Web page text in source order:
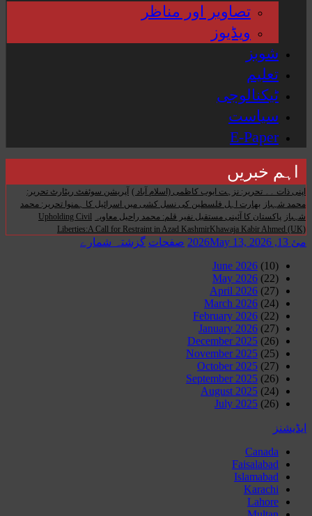
تصاویر اور مناظر
ویڈیوز
شوبز
تعلیم
ٹیکنالوجی
سیاست
E-Paper
اہم خبریں
اپنی ذات ۔۔ تحریر: نزہت ایوب کاظمی (اسلام آباد ) آپریشن سوئفٹ ریٹارٹ تحریر:
محمد شہباز
بھارت اہل فلسطین کی نسل کشی میں اسرائیل کا ہمنوا تحریر: محمد
شہباز
پاکستان کا آئینی مستقبل نفیر قلم: محمد راحیل معاویہ Upholding Civil
Liberties:A Call for Restraint in Azad KashmirKhawaja Kabir Ahmed (UK)
مئ 13, 2026 May 13, 2026 صفحات گزشتہ شمارے
June 2026 (10)
May 2026 (22)
April 2026 (27)
March 2026 (24)
February 2026 (22)
January 2026 (27)
December 2025 (26)
November 2025 (25)
October 2025 (27)
September 2025 (26)
August 2025 (24)
July 2025 (26)
ایڈیشنز
Canada
Faisalabad
Islamabad
Karachi
Lahore